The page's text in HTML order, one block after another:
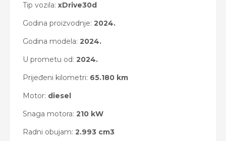
Tip vozila: xDrive30d
Godina proizvodnje: 2024.
Godina modela: 2024.
U prometu od: 2024.
Prijeđeni kilometri: 65.180 km
Motor: diesel
Snaga motora: 210 kW
Radni obujam: 2.993 cm3